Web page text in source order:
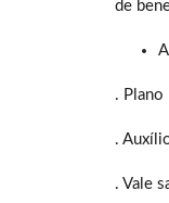
de
.
.
. Vale